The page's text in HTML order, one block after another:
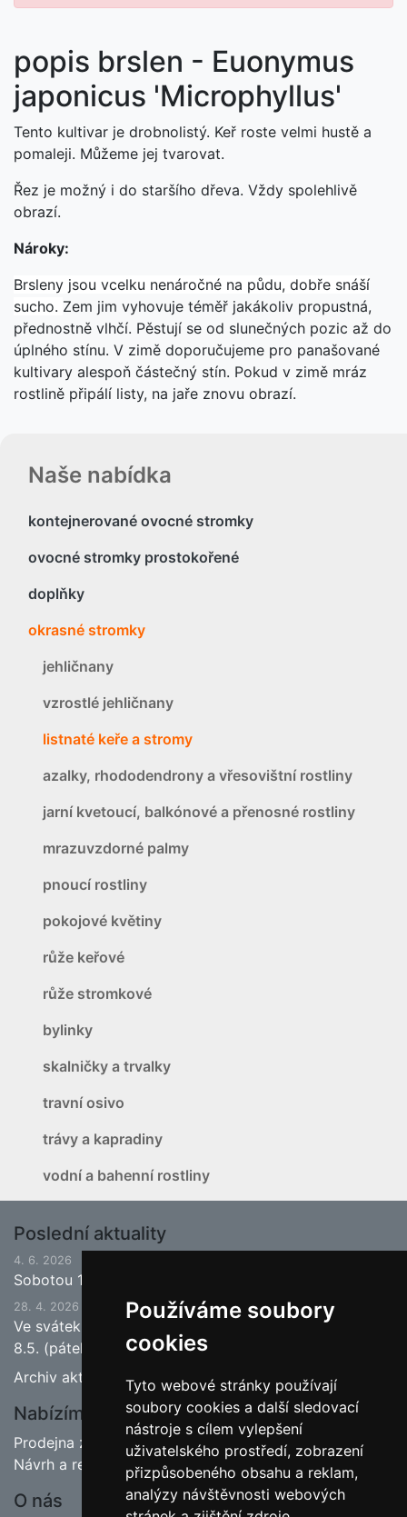
Používáme soubory
cookies
Tyto webové stránky používají
soubory cookies a další sledovací
nástroje s cílem vylepšení
uživatelského prostředí, zobrazení
přizpůsobeného obsahu a reklam,
analýzy návštěvnosti webových
Naše nabídka
kontejnerované ovocné stromky
ovocné stromky prostokořené
doplňky
okrasné stromky
jehličnany
vzrostlé jehličnany
listnaté keře a stromy
azalky, rhododendrony a vřesovištní rostliny
jarní kvetoucí, balkónové a přenosné rostliny
mrazuvzdorné palmy
pnoucí rostliny
pokojové květiny
růže keřové
růže stromkové
bylinky
skalničky a trvalky
travní osivo
trávy a kapradiny
vodní a bahenní rostliny
popis brslen - Euonymus
japonicus 'Microphyllus'
Tento kultivar je drobnolistý. Keř roste velmi hustě a
pomaleji. Můžeme jej tvarovat.
Řez je možný i do staršího dřeva. Vždy spolehlivě
obrazí.
Nároky:
Brsleny jsou vcelku nenáročné na půdu, dobře snáší
sucho. Zem jim vyhovuje téměř jakákoliv propustná,
přednostně vlhčí. Pěstují se od slunečných pozic až do
úplného stínu. V zimě doporučujeme pro panašované
kultivary alespoň částečný stín. Pokud v zimě mráz
rostlině připálí listy, na jaře znovu obrazí.
Poslední aktuality
4. 6. 2026
Sobotou 13.6.2026 bude ukončena jarní sezona.
28. 4. 2026
Ve svátek 1.5. (pátek) bude naše prodejna zavřena a
8.5. (pátek) bude otevřeno.
Archiv aktualit
Nabízíme
Prodejna zahradnictví
Návrh a realizace zahrad
O nás